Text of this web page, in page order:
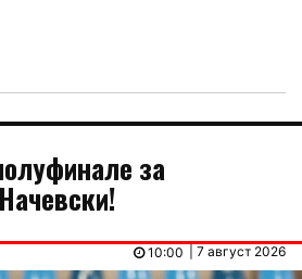
за
| 7 август 2026
10:00